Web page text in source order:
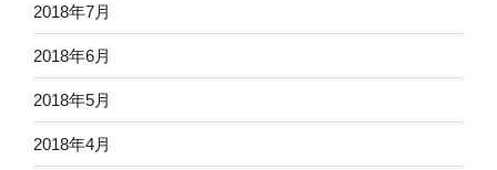
2018年7月
2018年6月
2018年5月
2018年4月